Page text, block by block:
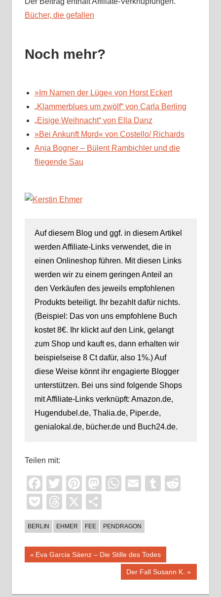
Bücher, die gefallen
Noch mehr?
»Im Namen der Lüge« von Horst Eckert
„Klammerblues um zwölf“ von Carla Berling
„Eisige Weihnacht“ von Ella Danz
»Bei Ankunft Mord« von Costello/ Richards
Anja Bogner – Bülent Rambichler und die
fliegende Sau
Auf diesem Blog und ggf. in diesem Artikel
werden Affiliate-Links verwendet, die in
einen Onlineshop führen. Mit diesen Links
werden wir zu einem geringen Anteil an
den Verkäufen des jeweils empfohlenen
Produkts beteiligt. Ihr bezahlt dafür nichts.
(Beispiel: Das von uns empfohlene Buch
kostet 8€. Ihr klickt auf den Link, gelangt
zum Shop und kauft es, dann erhalten wir
beispielseise 8 Ct dafür, also 1%.) Auf
diese Weise könnt ihr engagierte Blogger
unterstützen. Bei uns sind folgende Shops
mit Affiliate-Links verknüpft: Amazon.de,
Hugendubel.de, Thalia.de, Piper.de,
genialokal.de, bücher.de und Buch24.de.
Teilen mit:
Facebook
TwitterPinterest
Mastodon
WhatsApp
EmailTumblr
PocketThreads
X
BERLIN EHMER FEE PENDRAGON
Beitragsnavigation
Vorheriger
Eva Garcia Sáenz – Die Stille des Todes
Nächster
Der Fall Susann K.